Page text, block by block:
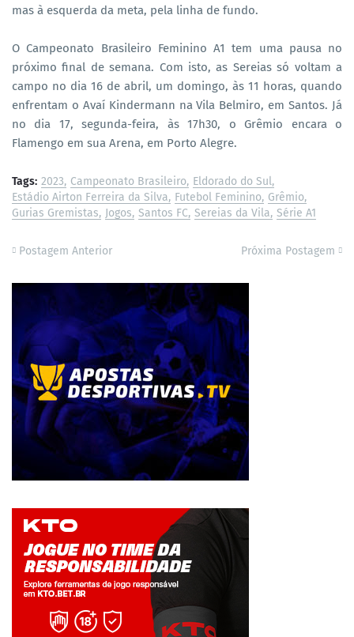
mas à esquerda da meta, pela linha de fundo.
O Campeonato Brasileiro Feminino A1 tem uma pausa no
próximo final de semana. Com isto, as Sereias só voltam a
campo no dia 16 de abril, um domingo, às 11 horas, quando
enfrentam o Avaí Kindermann na Vila Belmiro, em Santos. Já
no dia 17, segunda-feira, às 17h30, o Grêmio encara o
Flamengo em sua Arena, em Porto Alegre.
Tags: 2023 Campeonato Brasileiro Eldorado do Sul
Estádio Airton Ferreira da Silva Futebol Feminino Grêmio
Gurias Gremistas Jogos Santos FC Sereias da Vila Série A1
Postagem Anterior Próxima Postagem